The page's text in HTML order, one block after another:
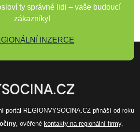
ty správné lidi – vaše budoucí
zákazníky!
INZERCE
portál REGIONVYSOCINA.CZ přináší od roku
, ověřené kontakty na regionální firmy,